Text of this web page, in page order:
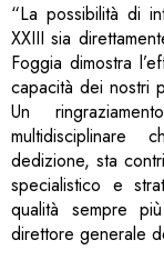
“La possibilità di
XXIII sia
Foggia dimostra
capacità dei nostri
Un
multidisciplinare
dedizione, sta
specialistico e
qualità sempre
direttore generale